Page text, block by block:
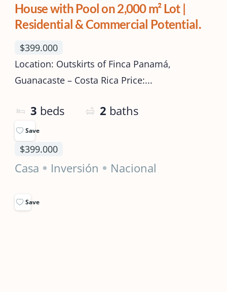
House with Pool on 2,000 m² Lot |
Residential & Commercial Potential.
$399.000
Location: Outskirts of Finca Panamá,
Guanacaste – Costa Rica Price:...
3 beds 2 baths
Save
$399.000
Casa Inversión Nacional
Save